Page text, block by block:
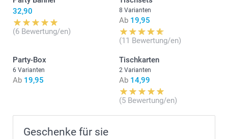
32,90
(6 Bewertung/en)
8 Varianten
Ab 19,95
(11 Bewertung/en)
Party-Box
6 Varianten
Ab 19,95
Tischkarten
2 Varianten
Ab 14,99
(5 Bewertung/en)
Geschenke für sie